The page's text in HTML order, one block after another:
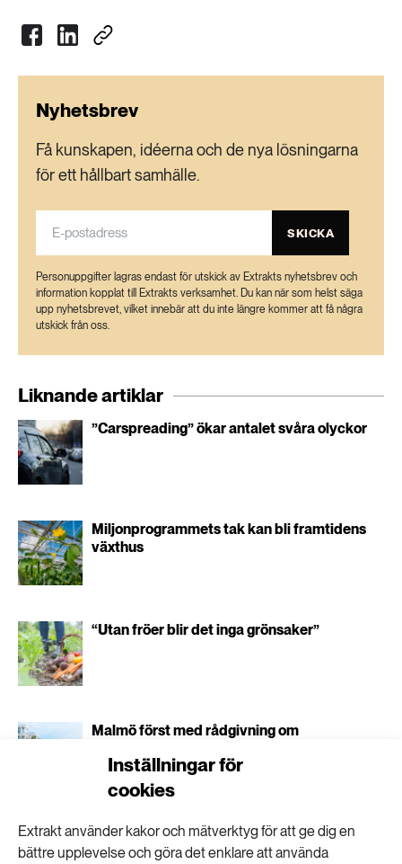
Inställningar för
cookies
Extrakt använder kakor och mätverktyg för att ge dig en
bättre upplevelse och göra det enklare att använda
Nyhetsbrev
Få kunskapen, idéerna och de nya lösningarna
för ett hållbart samhälle.
SKICKA
Personuppgifter lagras endast för utskick av Extrakts nyhetsbrev och
information kopplat till Extrakts verksamhet. Du kan när som helst säga
upp nyhetsbrevet, vilket innebär att du inte längre kommer att få några
utskick från oss.
Liknande artiklar
”Carspreading” ökar antalet svåra olyckor
Miljonprogrammets tak kan bli framtidens
växthus
“Utan fröer blir det inga grönsaker”
Malmö först med rådgivning om